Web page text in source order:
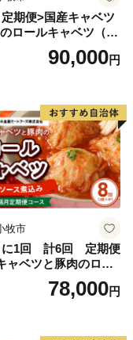
期便>国産キャベツ
ロールキャベツ（6P
90,000円
牧市
に1回 計6回 定期便
ャベツと豚肉のロー
ベツ（4P入り）
78,000円